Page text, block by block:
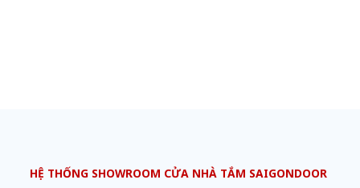
HỆ THỐNG SHOWROOM CỬA NHÀ TẮM SAIGONDOOR